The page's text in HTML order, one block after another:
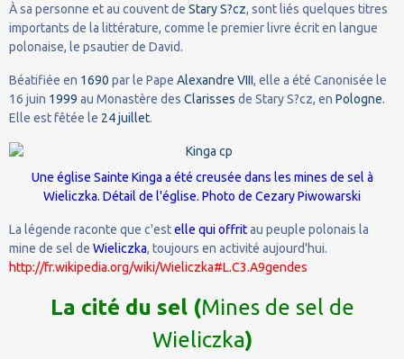
À sa personne et au couvent de Stary S?cz, sont liés quelques titres
importants de la littérature, comme le premier livre écrit en langue
polonaise, le psautier de David.
Béatifiée en 1690 par le Pape Alexandre VIII, elle a été Canonisée le
16 juin 1999 au Monastère des Clarisses de Stary S?cz, en Pologne.
Elle est fêtée le 24 juillet.
Une église Sainte Kinga a été creusée dans les mines de sel à
Wieliczka. Détail de l'église. Photo de Cezary Piwowarski
La légende raconte que c'estelle qui offritau peuple polonais la
mine de sel de Wieliczka, toujours en activité aujourd'hui.
http://fr.wikipedia.org/wiki/Wieliczka#L.C3.A9gendes
La cité du sel (Mines de sel de
Wieliczka)